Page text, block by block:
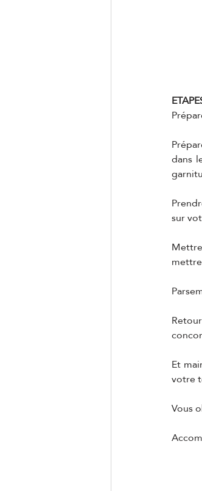
dans
sur
Et
votre
Vous